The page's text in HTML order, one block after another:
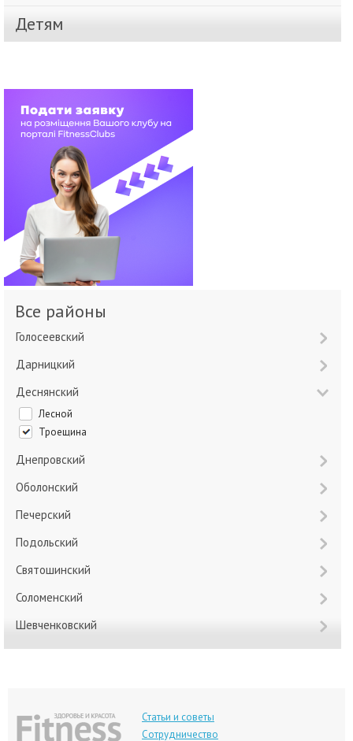
Детям
Все районы
Голосеевский
Дарницкий
Деснянский
Лесной
Троещина
Днепровский
Оболонский
Печерский
Подольский
Святошинский
Соломенский
Шевченковский
Статьи и советы
Сотрудничество